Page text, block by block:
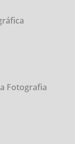
Fotografia